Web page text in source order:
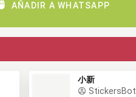
AÑADIR A WHATSAPP
小新
StickersBot